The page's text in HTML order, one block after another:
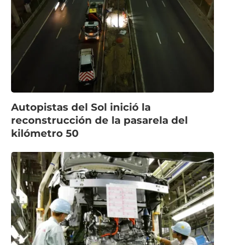
Autopistas del Sol inició la
reconstrucción de la pasarela del
kilómetro 50